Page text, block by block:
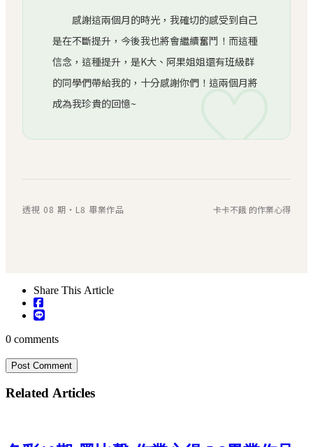
♡
感謝這兩個月的時光，我確切的感受到自己
是在不斷提升，今後我也將會繼續奮鬥！而這種
信念，這種提升，是K大、阿果姐姐還有班級群
的同學們帶給我的，十分感謝你們！這兩個月將
成為我珍貴的回憶~
透視 08 期・L8 畢業作品 卡卡不餓 的作業心得
Share This Article
0 comments
Post Comment
Related Articles